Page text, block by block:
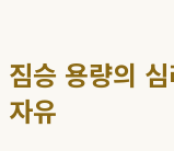
짐승 용량의
자유